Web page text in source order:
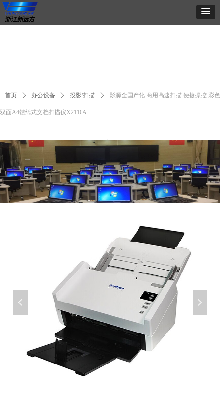
首页 ꄲ 办公设备 ꄲ 投影/扫描 ꄲ 影源全国产化 商用高速扫描 便捷操控 彩色
双面A4馈纸式文档扫描仪X2110A
넳 넲
影源全国产化 商用高速扫描 便捷操控 彩
色双面A4馈纸式文档扫描仪X2110A